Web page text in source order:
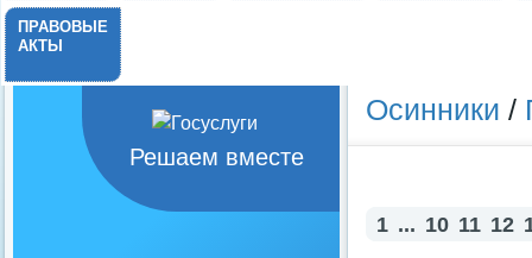
ПРАВОВЫЕ
АКТЫ
Осинники /
1 ... 10 11 12
Решаем вместе